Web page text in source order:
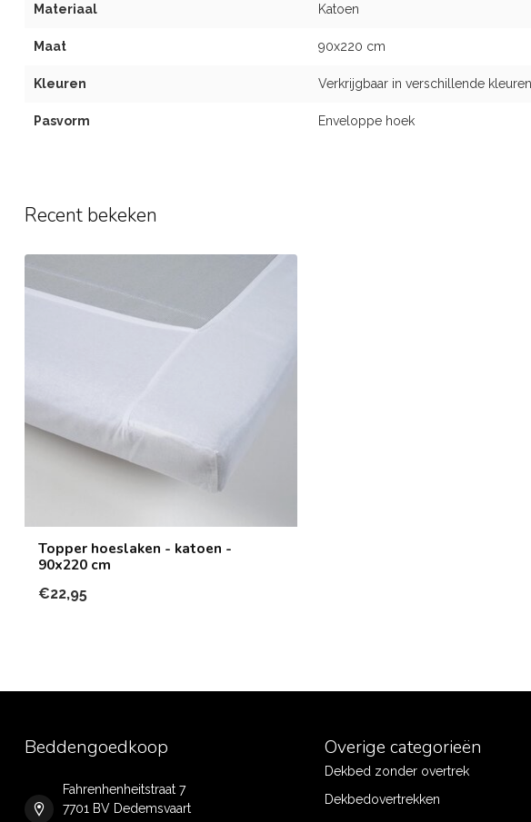
Materiaal Katoen
Maat 90x220 cm
Kleuren Verkrijgbaar in verschillende kleuren
Pasvorm Enveloppe hoek
Recent bekeken
Topper hoeslaken - katoen -
90x220 cm
€22,95
Beddengoedkoop
Fahrenhenheitstraat 7
7701 BV Dedemsvaart
Overige categorieën
Dekbed zonder overtrek
Dekbedovertrekken